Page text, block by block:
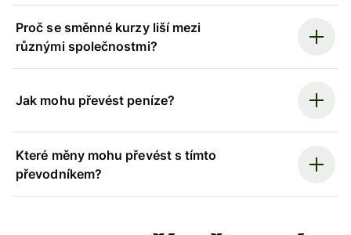
Proč se směnné kurzy liší mezi
různými společnostmi?
Jak mohu převést peníze?
Které měny mohu převést s tímto
převodníkem?